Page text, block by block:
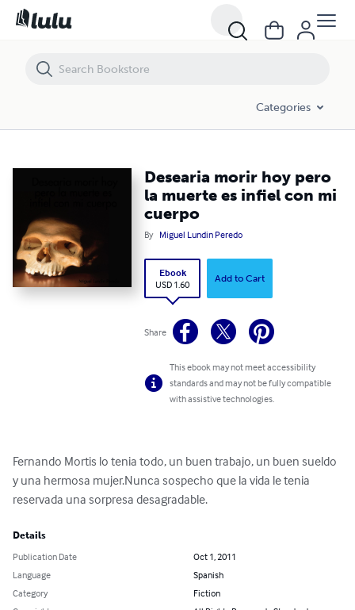
Categories
Desearia morir hoy pero
la muerte es infiel con mi
cuerpo
By Miguel Lundin Peredo
Ebook
USD 1.60
Add to Cart
Share
This ebook may not meet accessibility
standards and may not be fully compatible
with assistive technologies.
Fernando Mortis lo tenia todo, un buen trabajo, un buen sueldo
y una hermosa mujer.Nunca sospecho que la vida le tenia
reservada una sorpresa desagradable.
Details
Publication Date
Oct 1, 2011
Language
Spanish
Category
Fiction
Desearia morir hoy pero la muerte es infiel con mi cuerpo